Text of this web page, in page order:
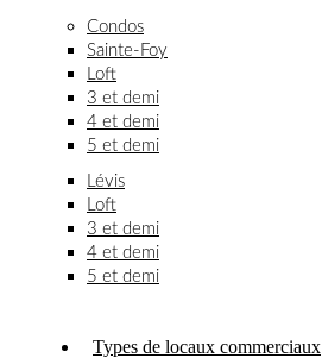
Condos
Sainte-Foy
Loft
3 et demi
4 et demi
5 et demi
Lévis
Loft
3 et demi
4 et demi
5 et demi
Types de locaux commerciaux